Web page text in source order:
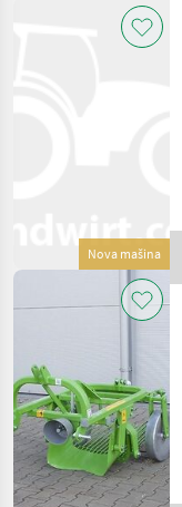
Nova mašina